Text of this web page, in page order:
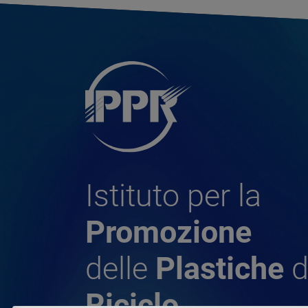
Istituto per la
Promozione
delle Plastiche